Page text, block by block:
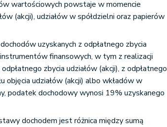
wartościowych powstaje w momencie
(akcji), udziałów w spółdzielni oraz papierów
uzyskanych z odpłatnego zbycia
finansowych, w tym z realizacji
zbycia udziałów (akcji), z odpłatnego
objęcia udziałów (akcji) albo wkładów w
podatek dochodowy wynosi 19% uzyskanego
dochodem jest różnica między sumą